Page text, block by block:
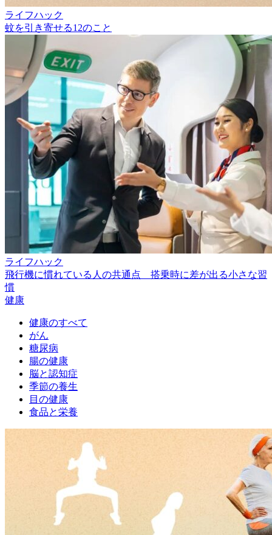
ライフハック
蚊を引き寄せる12のこと
ライフハック
飛行機に慣れている人の共通点 搭乗時に差が出る小さな習
慣
健康
健康のすべて
がん
糖尿病
腸の健康
脳と認知症
季節の養生
目の健康
食品と栄養